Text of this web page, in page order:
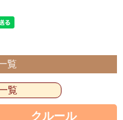
覧
覧
クルール